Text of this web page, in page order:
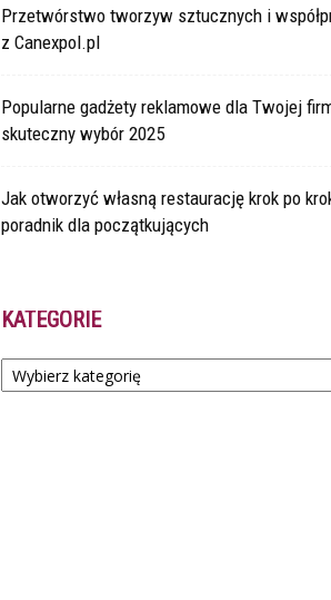
Przetwórstwo tworzyw sztucznych i
z Canexpol.pl
Popularne gadżety reklamowe dla Twojej
skuteczny wybór 2025
Jak otworzyć własną restaurację krok po
poradnik dla początkujących
KATEGORIE
Kategorie